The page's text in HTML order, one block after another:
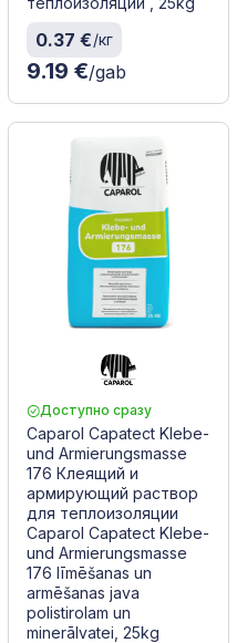
0.37 €/кг
9.19 €/gab
Доступно сразу
Caparol Capatect Klebe-
und Armierungsmasse
176 Клеящий и
армирующий раствор
для теплоизоляции
Caparol Capatect Klebe-
und Armierungsmasse
176 līmēšanas un
armēšanas java
polistirolam un
minerālvatei, 25kg